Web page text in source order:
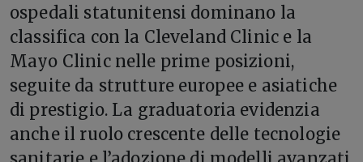
ospedali statunitensi dominano la
classifica con la Cleveland Clinic e la
Mayo Clinic nelle prime posizioni,
seguite da strutture europee e asiatiche
di prestigio. La graduatoria evidenzia
anche il ruolo crescente delle tecnologie